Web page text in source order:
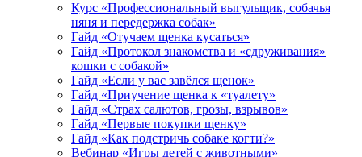
Курс «Профессиональный выгульщик, собачья
няня и передержка собак»
Гайд «Отучаем щенка кусаться»
Гайд «Протокол знакомства и «сдруживания»
кошки с собакой»
Гайд «Если у вас завёлся щенок»
Гайд «Приучение щенка к «туалету»
Гайд «Страх салютов, грозы, взрывов»
Гайд «Первые покупки щенку»
Гайд «Как подстричь собаке когти?»
Вебинар «Игры детей с животными»